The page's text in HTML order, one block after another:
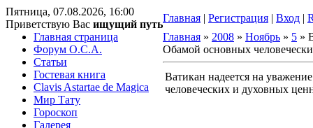
Пятница, 07.08.2026, 16:00
Приветствую Вас ищущий путь
Главная | Регистрация | Вход |
Главная страница
Форум O.C.A.
Статьи
Гостевая книга
Clavis Astartae de Magica
Мир Тату
Гороскоп
Галерея
Главная » 2008 » Ноябрь » 5 »
Обамой основных
Ватикан надеется на
человеческих и духовных